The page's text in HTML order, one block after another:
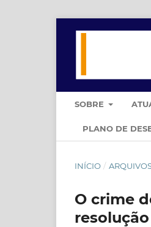
SOBRE
PLANO DE
INÍCIO /
O crime